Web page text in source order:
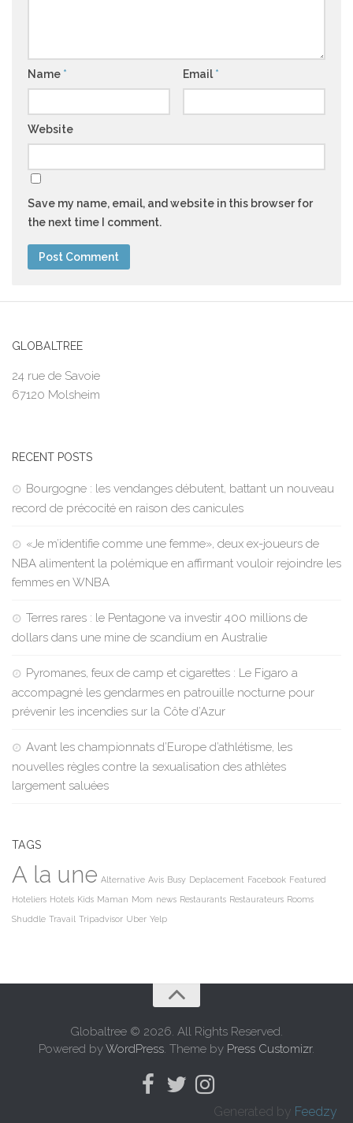
Name * Email *
Website
Save my name, email, and website in this browser for
the next time I comment.
GLOBALTREE
24 rue de Savoie
67120 Molsheim
RECENT POSTS
Bourgogne : les vendanges débutent, battant un nouveau
record de précocité en raison des canicules
«Je m’identifie comme une femme», deux ex-joueurs de
NBA alimentent la polémique en affirmant vouloir rejoindre les
femmes en WNBA
Terres rares : le Pentagone va investir 400 millions de
dollars dans une mine de scandium en Australie
Pyromanes, feux de camp et cigarettes : Le Figaro a
accompagné les gendarmes en patrouille nocturne pour
prévenir les incendies sur la Côte d’Azur
Avant les championnats d’Europe d’athlétisme, les
nouvelles règles contre la sexualisation des athlètes
largement saluées
TAGS
A la une Alternative Avis Busy Deplacement Facebook Featured
Hoteliers Hotels Kids Maman Mom news Restaurants Restaurateurs Rooms
Shuddle Travail Tripadvisor Uber Yelp
Globaltree © 2026. All Rights Reserved.
Powered byWordPress. Theme by Press Customizr.
Generated by Feedzy